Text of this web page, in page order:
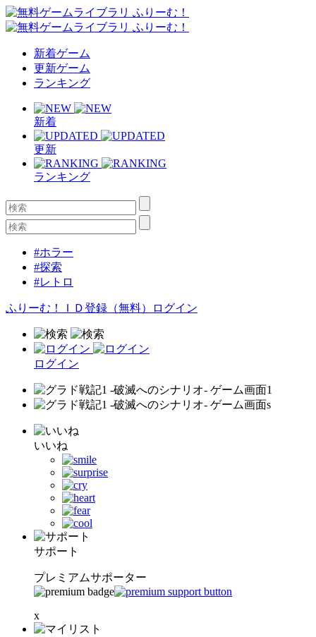
新着ゲーム
更新ゲーム
ランキング
新着
更新
ランキング
#ホラー
#探索
#レトロ
ふりーむ！ＩＤ登録（無料） ログイン
ログイン
いいね
サポート
プレミアムサポーター
x